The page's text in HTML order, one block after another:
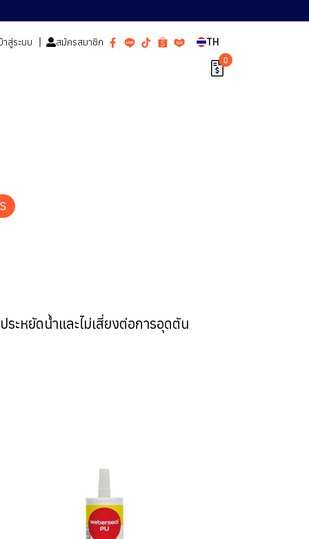
าสู่ระบบ สมัครสมาชิก TH
0
ระหยัดน้ำและไม่เสี่ยงต่อการอุดตัน